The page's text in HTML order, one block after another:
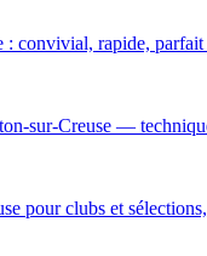
convivial, rapide, parfait
sur-Creuse —
pour clubs et